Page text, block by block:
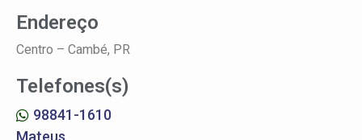
Endereço
Centro – Cambé, PR
Telefones(s)
98841-1610
Mateus